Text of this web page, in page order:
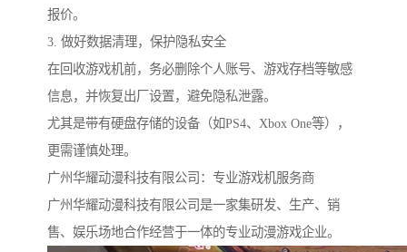
报价。
3. 做好数据清理，保护隐私安全
在回收游戏机前，务必删除个人账号、游戏存档等敏感
信息，并恢复出厂设置，避免隐私泄露。
尤其是带有硬盘存储的设备（如PS4、Xbox One等），
更需谨慎处理。
广州华耀动漫科技有限公司：专业游戏机服务商
广州华耀动漫科技有限公司是一家集研发、生产、销
售、娱乐场地合作经营于一体的专业动漫游戏企业。